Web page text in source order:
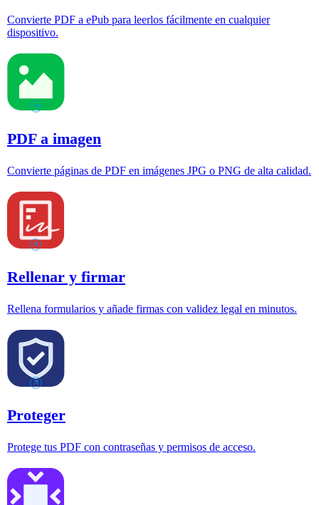
Convierte PDF a ePub para leerlos fácilmente en cualquier
dispositivo.
PDF a imagen
Convierte páginas de PDF en imágenes JPG o PNG de alta calidad.
Rellenar y firmar
Rellena formularios y añade firmas con validez legal en minutos.
Proteger
Protege tus PDF con contraseñas y permisos de acceso.